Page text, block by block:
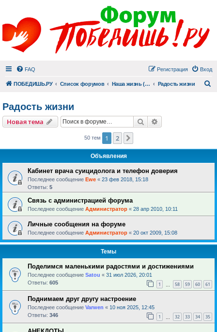
FAQ Вход
Регистрация
ПОБЕДИШЬ.РУ Список форумов Наша жизнь (не всё же о суициде!) Радость жизни
Радость жизни
Новая тема Поиск
50 тем 1 2
Объявления
Кабинет врача суицидолога и телефон доверия
Последнее сообщение Ewe « 23 фев 2018, 15:18
Ответы: 5
Связь с администрацией форума
Последнее сообщение Администратор « 28 апр 2010, 10:11
Личные сообщения на форуме
Последнее сообщение Администратор « 20 окт 2009, 15:08
Темы
Поделимся маленькими радостями и достижениями
Последнее сообщение Satou « 31 июл 2026, 20:01
Ответы: 605 1 58 59 60 61
Поднимаем друг другу настроение
Последнее сообщение Varwen « 10 ноя 2025, 12:45
Ответы: 346 1 32 33 34 35